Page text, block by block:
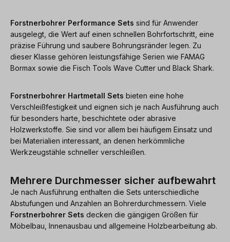
Forstnerbohrer Performance Sets sind für Anwender
ausgelegt, die Wert auf einen schnellen Bohrfortschritt, eine
präzise Führung und saubere Bohrungsränder legen. Zu
dieser Klasse gehören leistungsfähige Serien wie FAMAG
Bormax sowie die Fisch Tools Wave Cutter und Black Shark.
Forstnerbohrer Hartmetall Sets bieten eine hohe
Verschleißfestigkeit und eignen sich je nach Ausführung auch
für besonders harte, beschichtete oder abrasive
Holzwerkstoffe. Sie sind vor allem bei häufigem Einsatz und
bei Materialien interessant, an denen herkömmliche
Werkzeugstähle schneller verschleißen.
Mehrere Durchmesser sicher aufbewahrt
Je nach Ausführung enthalten die Sets unterschiedliche
Abstufungen und Anzahlen an Bohrerdurchmessern. Viele
Forstnerbohrer Sets decken die gängigen Größen für
Möbelbau, Innenausbau und allgemeine Holzbearbeitung ab.